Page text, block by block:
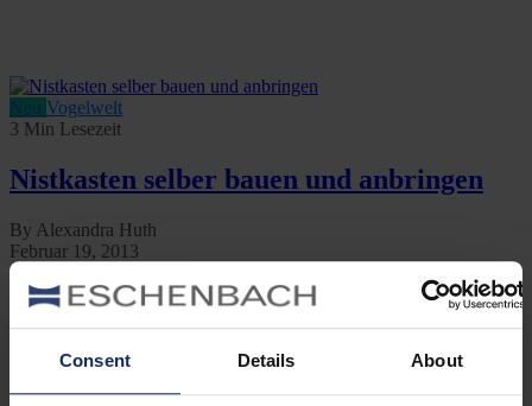
Consent Details About
Vogelwelt
3 Min Lesezeit
Nistkasten selber bauen und anbringen
By Alexandra Huth
Februar 19, 2013
Jetzt lesen
Kategorien
Ausrüstung
Naturwelt